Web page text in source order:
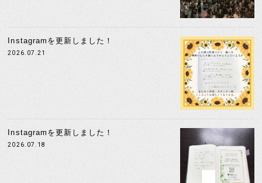
Instagramを更新しました！
2026.07.21
Instagramを更新しました！
2026.07.18